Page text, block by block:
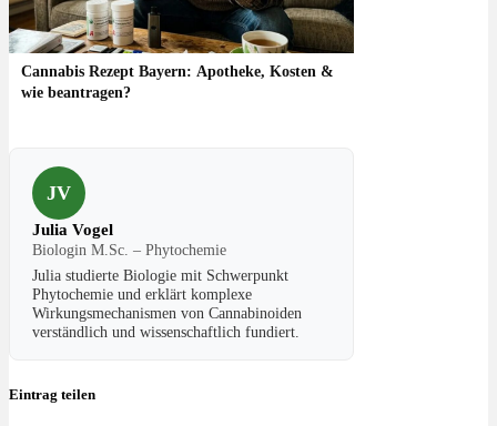
Cannabis Rezept Bayern: Apotheke, Kosten &
wie beantragen?
JV
Julia Vogel
Biologin M.Sc. – Phytochemie
Julia studierte Biologie mit Schwerpunkt
Phytochemie und erklärt komplexe
Wirkungsmechanismen von Cannabinoiden
verständlich und wissenschaftlich fundiert.
Eintrag teilen